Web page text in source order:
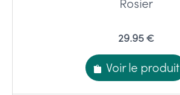
Rosier
29.95 €
Voir le produit